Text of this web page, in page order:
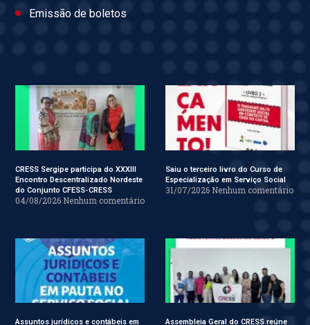
Emissão de boletos
CRESS Sergipe participa do XXXIII
Encontro Descentralizado Nordeste
do Conjunto CFESS-CRESS
04/08/2026 Nenhum comentário
Saiu o terceiro livro do Curso de
Especialização em Serviço Social
31/07/2026 Nenhum comentário
Assuntos jurídicos e contábeis em Assembleia Geral do CRESS reúne